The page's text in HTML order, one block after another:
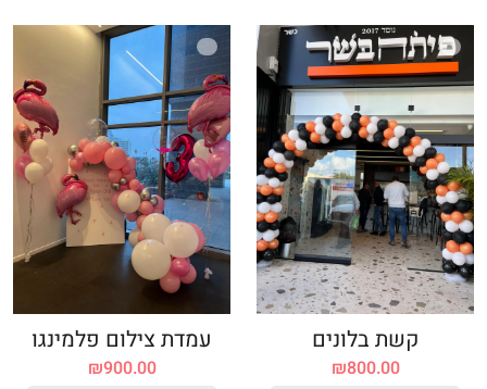
קשת בלונים
₪800.00
עמדת צילום פלמינגו
₪900.00